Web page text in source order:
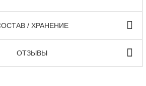
/ ХРАНЕНИЕ
ОТЗЫВЫ